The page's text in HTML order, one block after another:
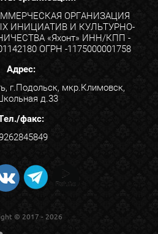
ОРГАНИЗАЦИЯ
ИНИЦИАТИВ И КУЛЬТУРНО-
«Яхонт» ИНН/КПП -
ОГРН -1175000001758
Адрес:
г.Подольск, мкр.Климовск,
д.33
факс:
© 2017 - 2026